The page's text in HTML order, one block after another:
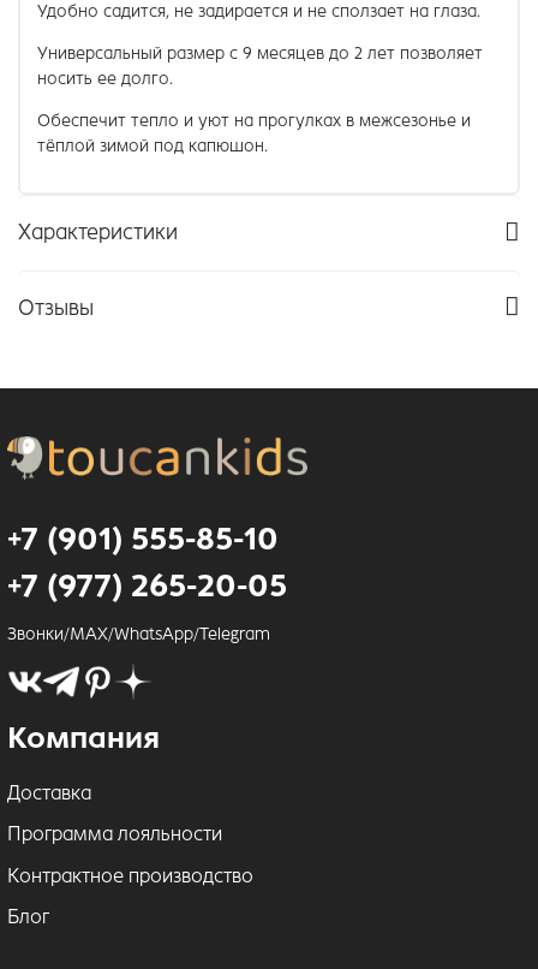
Удобно садится, не задирается и не сползает на глаза.
Универсальный размер с 9 месяцев до 2 лет позволяет
носить ее долго.
Обеспечит тепло и уют на прогулках в межсезонье и
тёплой зимой под капюшон.
Характеристики
Отзывы
+7 (901) 555-85-10
+7 (977) 265-20-05
Звонки/MAX/WhatsApp/Telegram
Компания
Доставка
Программа лояльности
Контрактное производство
Блог